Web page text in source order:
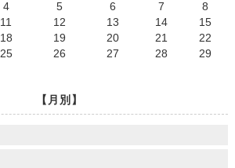
4 5 6 7
8
11 12 13 14
15
18 19 20 21
22
25 26 27 28
29
【月別】